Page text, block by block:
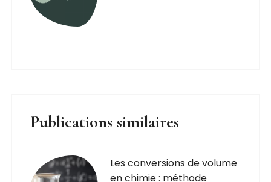
Publications similaires
Les conversions de volume
en chimie : méthode